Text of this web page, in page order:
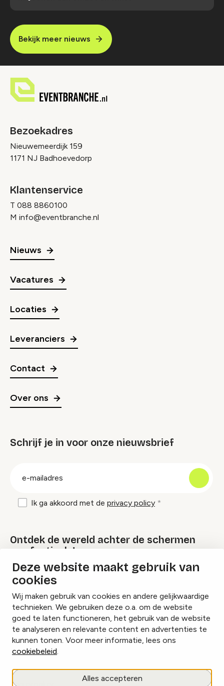
Deze website maakt gebruik van
cookies
Wij maken gebruik van cookies en andere gelijkwaardige
technieken. We gebruiken deze o.a. om de website
goed te laten functioneren, het gebruik van de website
te analyseren en relevante content en advertenties te
kunnen tonen. Voor meer informatie, lees ons
cookiebeleid.
Alles accepteren
Bekijk meer nieuws
Bezoekadres
Nieuwemeerdijk 159
1171 NJ Badhoevedorp
Klantenservice
T 088 8860100
M info@eventbranche.nl
Nieuws
Vacatures
Locaties
Leveranciers
Contact
Over ons
Schrijf je in voor onze nieuwsbrief
Ik ga akkoord met de privacy policy
Ontdek de wereld achter de schermen
van festivals!
Lees onze Festival Specials
InstagramFacebookLinkedIn
Cookies beheren
Privacy policy